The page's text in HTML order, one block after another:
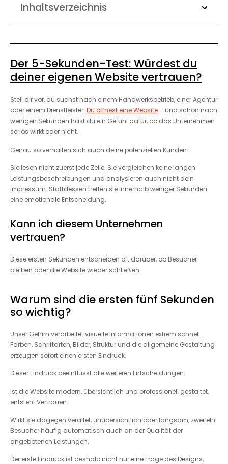
Inhaltsverzeichnis
Der 5-Sekunden-Test: Würdest du
deiner eigenen Website vertrauen?
Stell dir vor, du suchst nach einem Handwerksbetrieb, einer Agentur
oder einem Dienstleister. Du öffnest eine Website – und schon nach
wenigen Sekunden hast du ein Gefühl dafür, ob das Unternehmen
seriös wirkt oder nicht.
Genau so verhalten sich auch deine potenziellen Kunden.
Sie lesen nicht zuerst jede Zeile. Sie vergleichen keine langen
Leistungsbeschreibungen und analysieren auch nicht dein
Impressum. Stattdessen treffen sie innerhalb weniger Sekunden
eine emotionale Entscheidung.
Kann ich diesem Unternehmen
vertrauen?
Diese ersten Sekunden entscheiden oft darüber, ob Besucher
bleiben oder die Website wieder schließen.
Warum sind die ersten fünf Sekunden
so wichtig?
Unser Gehirn verarbeitet visuelle Informationen extrem schnell.
Farben, Schriftarten, Bilder, Struktur und die allgemeine Gestaltung
erzeugen sofort einen ersten Eindruck.
Dieser Eindruck beeinflusst alle weiteren Entscheidungen.
Ist die Website modern, übersichtlich und professionell gestaltet,
entsteht Vertrauen.
Wirkt sie dagegen veraltet, unübersichtlich oder langsam, zweifeln
Besucher häufig automatisch auch an der Qualität der
angebotenen Leistungen.
Der erste Eindruck ist deshalb nicht nur eine Frage des Designs,